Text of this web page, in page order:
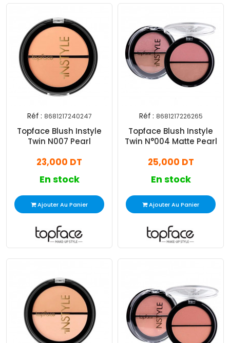
Réf : 8681217240247
Topface Blush Instyle
Twin N007 Pearl
23,000 DT
En stock
Ajouter Au Panier
Réf : 8681217226265
Topface Blush Instyle
Twin N°004 Matte Pearl
25,000 DT
En stock
Ajouter Au Panier